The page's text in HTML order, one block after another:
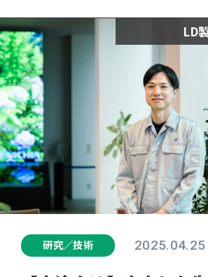
LD
研究／技術 2025.04.25